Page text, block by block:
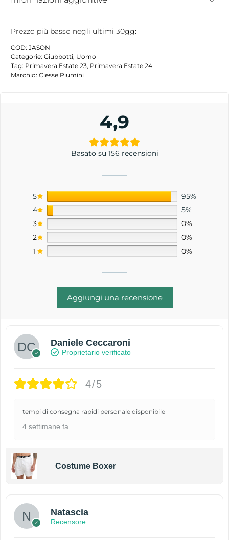
Prezzo più basso negli ultimi 30gg:
COD: JASON
Categorie: Giubbotti, Uomo
Tag: Primavera Estate 23, Primavera Estate 24
Marchio: Ciesse Piumini
4,9
Basato su 156 recensioni
5
95%
4
5%
3
0%
2
0%
1
0%
Aggiungi una recensione
Daniele Ceccaroni
Proprietario verificato
4/5
tempi di consegna rapidi personale disponibile
4 settimane fa
Costume Boxer
Natascia
Recensore